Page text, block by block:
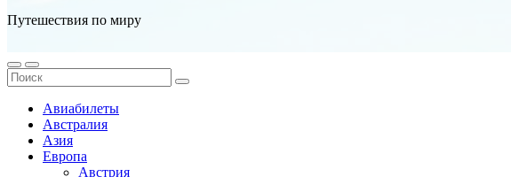
Путешествия по миру
Авиабилеты
Австралия
Азия
Европа
Австрия